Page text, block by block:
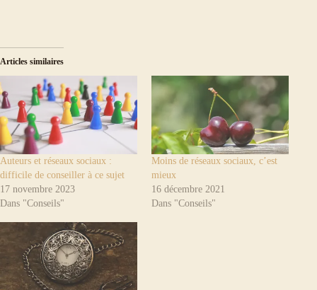
Articles similaires
Auteurs et réseaux sociaux :
difficile de conseiller à ce sujet
17 novembre 2023
Dans "Conseils"
Moins de réseaux sociaux, c’est
mieux
16 décembre 2021
Dans "Conseils"